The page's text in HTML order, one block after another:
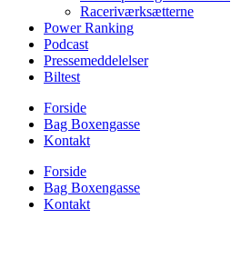
Raceriværksætterne
Power Ranking
Podcast
Pressemeddelelser
Biltest
Forside
Bag Boxengasse
Kontakt
Forside
Bag Boxengasse
Kontakt